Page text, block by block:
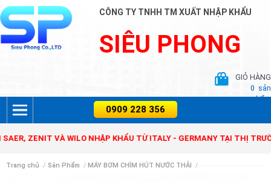
CÔNG TY TNHH TM XUẤT NHẬP KHẨU
SIÊU PHONG
GIỎ HÀNG
0 sản
phẩm
ZENIT VÀ WILO NHẬP KHẨU TỪ ITALY - GERMANY TẠI THỊ TRƯỜNG
Trang chủ / Sản Phẩm / MÁY BƠM CHÌM HÚT NƯỚC THẢI /